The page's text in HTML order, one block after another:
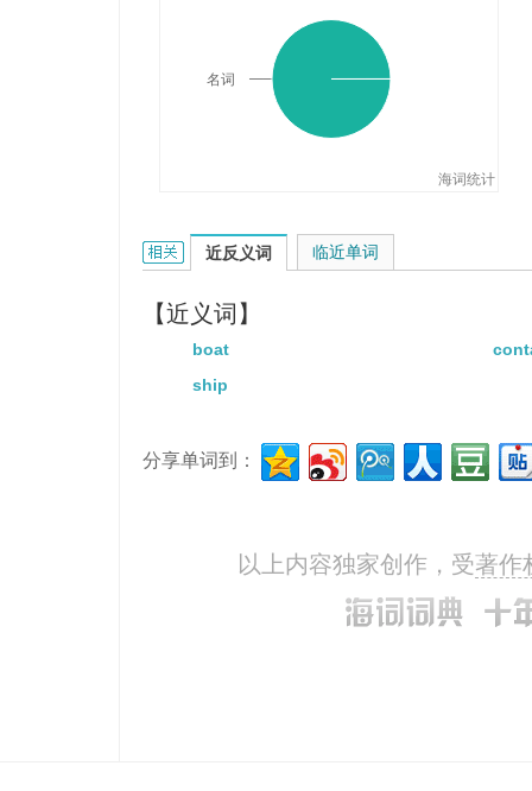
港湾里有许多渔船。
Thus, RTU will be a lasting
从而，使电大成为一座乘风破
The enemy's vessel was
只一枚鱼雷就把敌舰舰身穿了个
海词统计
名词
vessel的相关资料：
近反义词
【近义词】
boat
ship
临近单词
分享单词到：
以上内容独家创作，受著作